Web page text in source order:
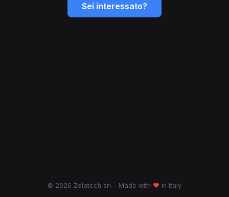
Sei interessato?
© 2026 Zelatech srl · Made with ♥ in Italy